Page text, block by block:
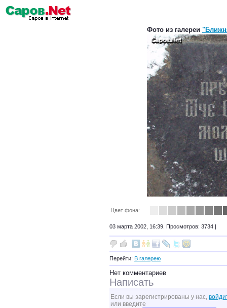
Фото из галереи
Цвет фона:
03 марта 2002, 16:39. Просмотров: 3734 |
Перейти: В галерею
Нет комментариев
Написать
Если вы зарегистрированы у нас,
или введите